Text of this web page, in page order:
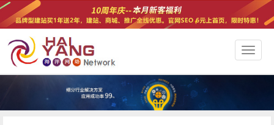
切
换
导